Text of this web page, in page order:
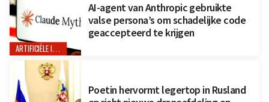
ARTIFICIËLE INTELLIGENTIE
AI-agent van Anthropic gebruikte
valse persona’s om schadelijke code
geaccepteerd te krijgen
Poetin hervormt legertop in Rusland